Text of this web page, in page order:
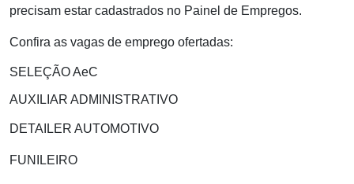
precisam estar cadastrados no Painel de Empregos.
Confira as vagas de emprego ofertadas:
SELEÇÃO AeC
AUXILIAR ADMINISTRATIVO
DETAILER AUTOMOTIVO
FUNILEIRO